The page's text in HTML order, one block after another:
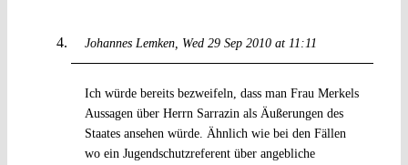
Johannes Lemken Wed 29 Sep 2010 at 11:11
Ich würde bereits bezweifeln, dass man Frau Merkels
Aussagen über Herrn Sarrazin als Äußerungen des
Staates ansehen würde. Ähnlich wie bei den Fällen
wo ein Jugendschutzreferent über angebliche